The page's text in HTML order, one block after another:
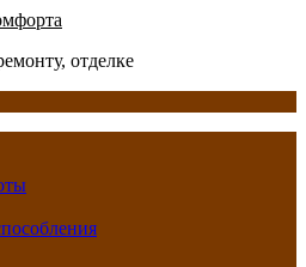
отделке